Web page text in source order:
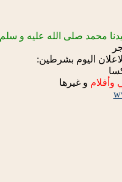
محمد صلى الله عليه و سلم
اليوم بشرطين:
وأفلام و غيرها